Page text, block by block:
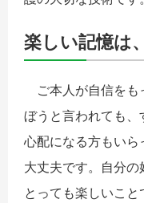
楽しい記憶は
ご本人が自信をも
ぼうと言われても
心配になる方もいら
大丈夫です。自分
とっても楽しいこ